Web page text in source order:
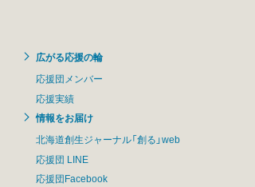
広がる応援の輪
応援団メンバー
応援実績
情報をお届け
北海道創生ジャーナル「創る」web
応援団 LINE
応援団Facebook